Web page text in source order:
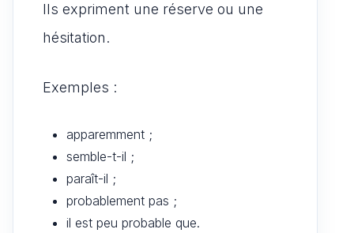
Ils expriment une réserve ou une
hésitation.
Exemples :
apparemment ;
semble-t-il ;
paraît-il ;
probablement pas ;
il est peu probable que.